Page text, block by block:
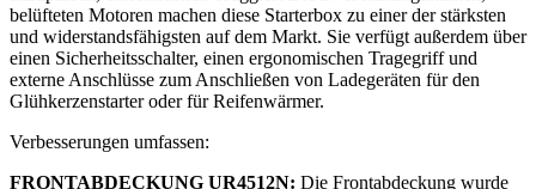
belüfteten Motoren machen diese Starterbox zu einer der stärksten
und widerstandsfähigsten auf dem Markt. Sie verfügt außerdem über
einen Sicherheitsschalter, einen ergonomischen Tragegriff und
externe Anschlüsse zum Anschließen von Ladegeräten für den
Glühkerzenstarter oder für Reifenwärmer.
Verbesserungen umfassen:
FRONTABDECKUNG UR4512N: Die Frontabdeckung wurde